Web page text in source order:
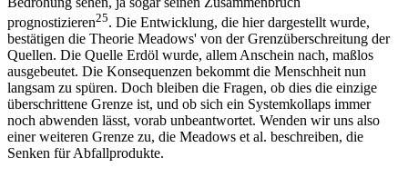
prognostizieren25. Die Entwicklung, die hier dargestellt wurde,
bestätigen die Theorie Meadows' von der Grenzüberschreitung der
Quellen. Die Quelle Erdöl wurde, allem Anschein nach, maßlos
ausgebeutet. Die Konsequenzen bekommt die Menschheit nun
langsam zu spüren. Doch bleiben die Fragen, ob dies die einzige
überschrittene Grenze ist, und ob sich ein Systemkollaps immer
noch abwenden lässt, vorab unbeantwortet. Wenden wir uns also
einer weiteren Grenze zu, die Meadows et al. beschreiben, die
Senken für Abfallprodukte.